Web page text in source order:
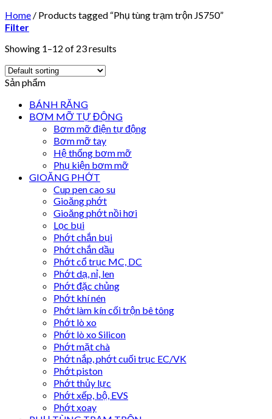
Home / Products tagged “Phụ tùng trạm trộn JS750”
Filter
Showing 1–12 of 23 results
Sản phẩm
BÁNH RĂNG
BƠM MỠ TỰ ĐỘNG
Bơm mỡ điện tự động
Bơm mỡ tay
Hệ thống bơm mỡ
Phụ kiện bơm mỡ
GIOĂNG PHỚT
Cup pen cao su
Gioăng phớt
Gioăng phớt nồi hơi
Lọc bụi
Phớt chắn bụi
Phớt chắn dầu
Phớt cổ trục MC, DC
Phớt dạ, nỉ, len
Phớt đặc chủng
Phớt khí nén
Phớt làm kín cối trộn bê tông
Phớt lò xo
Phớt lò xo Silicon
Phớt mặt chà
Phớt nắp, phớt cuối trục EC/VK
Phớt piston
Phớt thủy lực
Phớt xếp, bộ, EVS
Phớt xoay